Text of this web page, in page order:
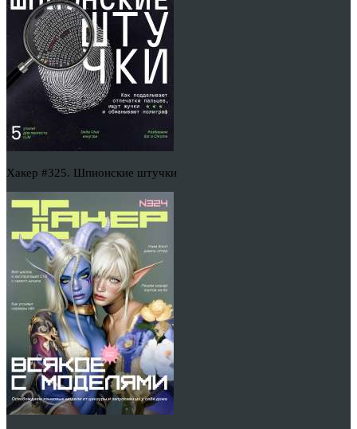
Хакер #325. Шпионские штучки